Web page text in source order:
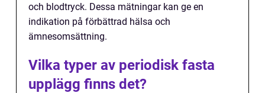
och blodtryck. Dessa mätningar kan ge en
indikation på förbättrad hälsa och
ämnesomsättning.
Vilka typer av periodisk fasta
upplägg finns det?